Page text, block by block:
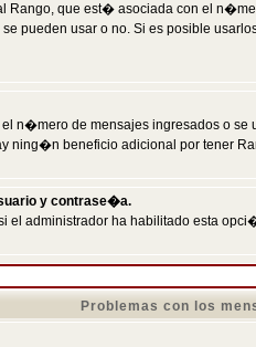
que est� asociada con el
pueden usar o no. Si es posible
n�mero de mensajes ingresados o
ning�n beneficio adicional por tener
y contrase�a.
administrador ha habilitado esta
Problemas con los